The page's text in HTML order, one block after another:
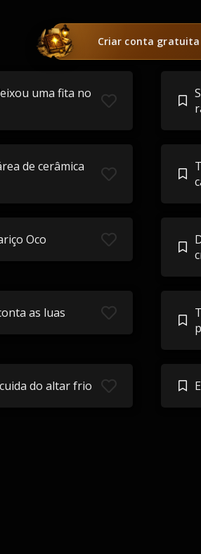
Criar conta gratuita
uma fita no
de cerâmica
Oco
as luas
do altar frio